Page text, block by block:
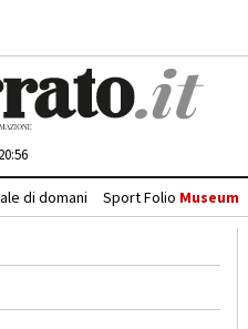
di domani Sport Folio Museum